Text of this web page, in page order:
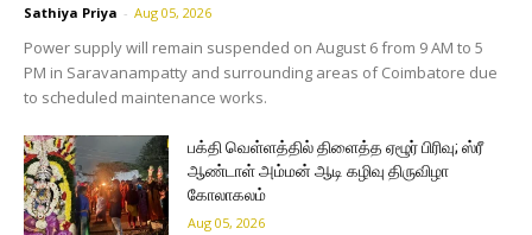
Sathiya Priya - Aug 05, 2026
Power supply will remain suspended on August 6 from 9 AM to 5
PM in Saravanampatty and surrounding areas of Coimbatore due
to scheduled maintenance works.
பக்தி வெள்ளத்தில் திளைத்த ஏழூர் பிரிவு; ஸ்ரீ
ஆண்டாள் அம்மன் ஆடி கழிவு திருவிழா
கோலாகலம்
Aug 05, 2026